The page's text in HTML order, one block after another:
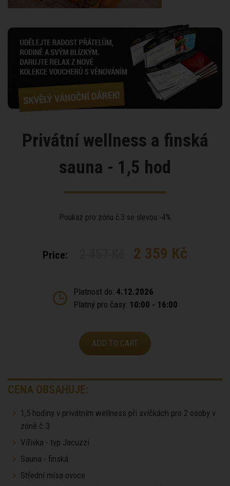
Privátní wellness a finská
sauna - 1,5 hod
Poukaz pro zónu č.3 se slevou -4%
Price: 2 359 Kč
Platnost do: 4.12.2026
Platný pro časy: 10:00 - 16:00
ADD TO CART
CENA OBSAHUJE:
1,5 hodiny v privátním wellness při svíčkách pro 2 osoby v
zóně č.3
Vířivka - typ Jacuzzi
Sauna - finská
Střední mísa ovoce